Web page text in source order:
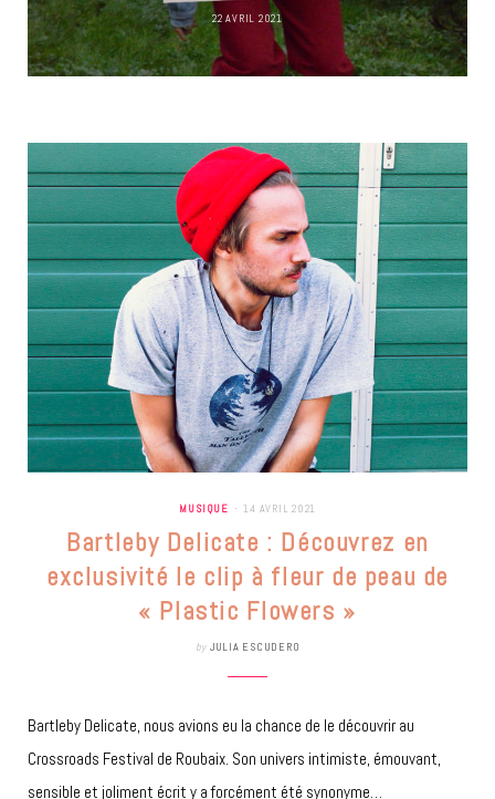
22 AVRIL 2021
MUSIQUE 14 AVRIL 2021
Bartleby Delicate : Découvrez en
exclusivité le clip à fleur de peau de
« Plastic Flowers »
by JULIA ESCUDERO
Bartleby Delicate, nous avions eu la chance de le découvrir au
Crossroads Festival de Roubaix. Son univers intimiste, émouvant,
sensible et joliment écrit y a forcément été synonyme…